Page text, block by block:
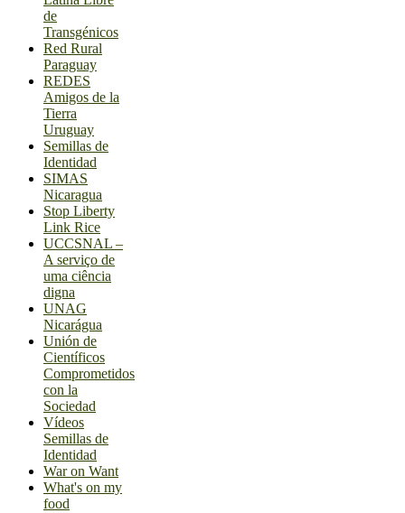
de
Transgénicos
Red Rural
Paraguay
REDES
Amigos de la
Tierra
Uruguay
Semillas de
Identidad
SIMAS
Nicaragua
Stop Liberty
Link Rice
UCCSNAL –
A serviço de
uma ciência
digna
UNAG
Nicarágua
Unión de
Científicos
Comprometidos
con la
Sociedad
Vídeos
Semillas de
Identidad
War on Want
What's on my
food